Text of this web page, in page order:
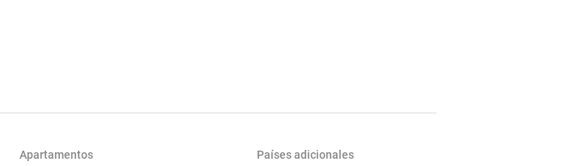
Apartamentos
Países adicionales